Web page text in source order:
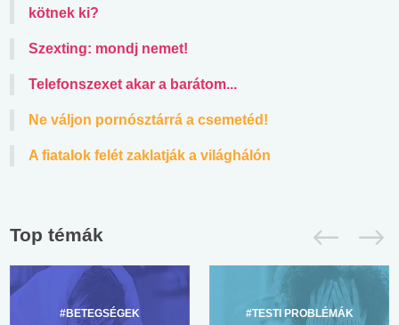
kötnek ki?
Szexting: mondj nemet!
Telefonszexet akar a barátom...
Ne váljon pornósztárrá a csemetéd!
A fiatalok felét zaklatják a világhálón
Top témák
#BETEGSÉGEK #TESTI PROBLÉMÁK